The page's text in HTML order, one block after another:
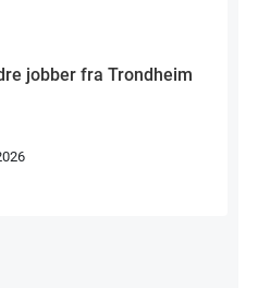
jobber fra Trondheim